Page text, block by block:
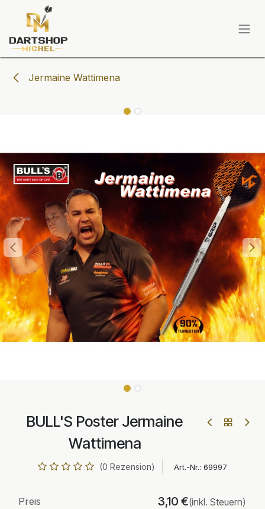
Zum Inhalt springen
Jermaine Wattimena
BULL'S Poster Jermaine
Wattimena
(0 Rezension) Art.-Nr.: 69997
Preis 3,10 €(inkl. Steuern)